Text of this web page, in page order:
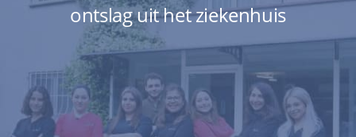
ontslag uit het ziekenhuis